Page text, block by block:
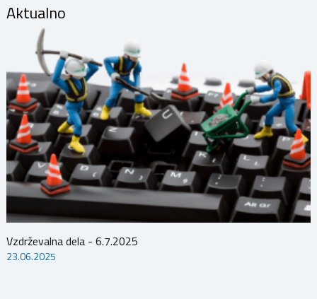
Aktualno
Vzdrževalna dela - 6.7.2025
23.06.2025